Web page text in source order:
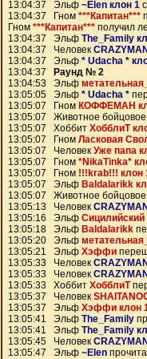
13:04:37 Эльф ~Elen клон 1
13:04:37 Гном ***Капитан***
Гном ***Капитан*** получил
13:04:37 Эльф The_Family
13:04:37 Человек
13:04:37 Эльф * Udacha *
13:04:37
Раунд № 2
13:04:53 Эльф
13:05:05 Эльф * Udacha *
13:05:07 Гном КОФФЕМАН
13:05:07 Животное бойцовое
13:05:07 Хоббит ХобблиТ
13:05:07 Гном Ласковая
13:05:07 Человек Уже папа
13:05:07 Гном *NikaTinka*
13:05:07 Гном !!!krab!!! клон
13:05:07 Эльф Baldalarikk
13:05:07 Животное бойцовое
13:05:13 Человек
13:05:16 Эльф Сицилийский
13:05:18 Эльф Baldalarikk
13:05:20 Эльф
13:05:21 Эльф Хэффи
13:05:33 Человек
13:05:33 Человек
13:05:33 Хоббит ХобблиТ
13:05:37 Человек
13:05:37 Эльф Хэффи клон
13:05:41 Эльф The_Family
13:05:41 Эльф The_Family
13:05:45 Человек
13:05:47 Эльф ~Elen